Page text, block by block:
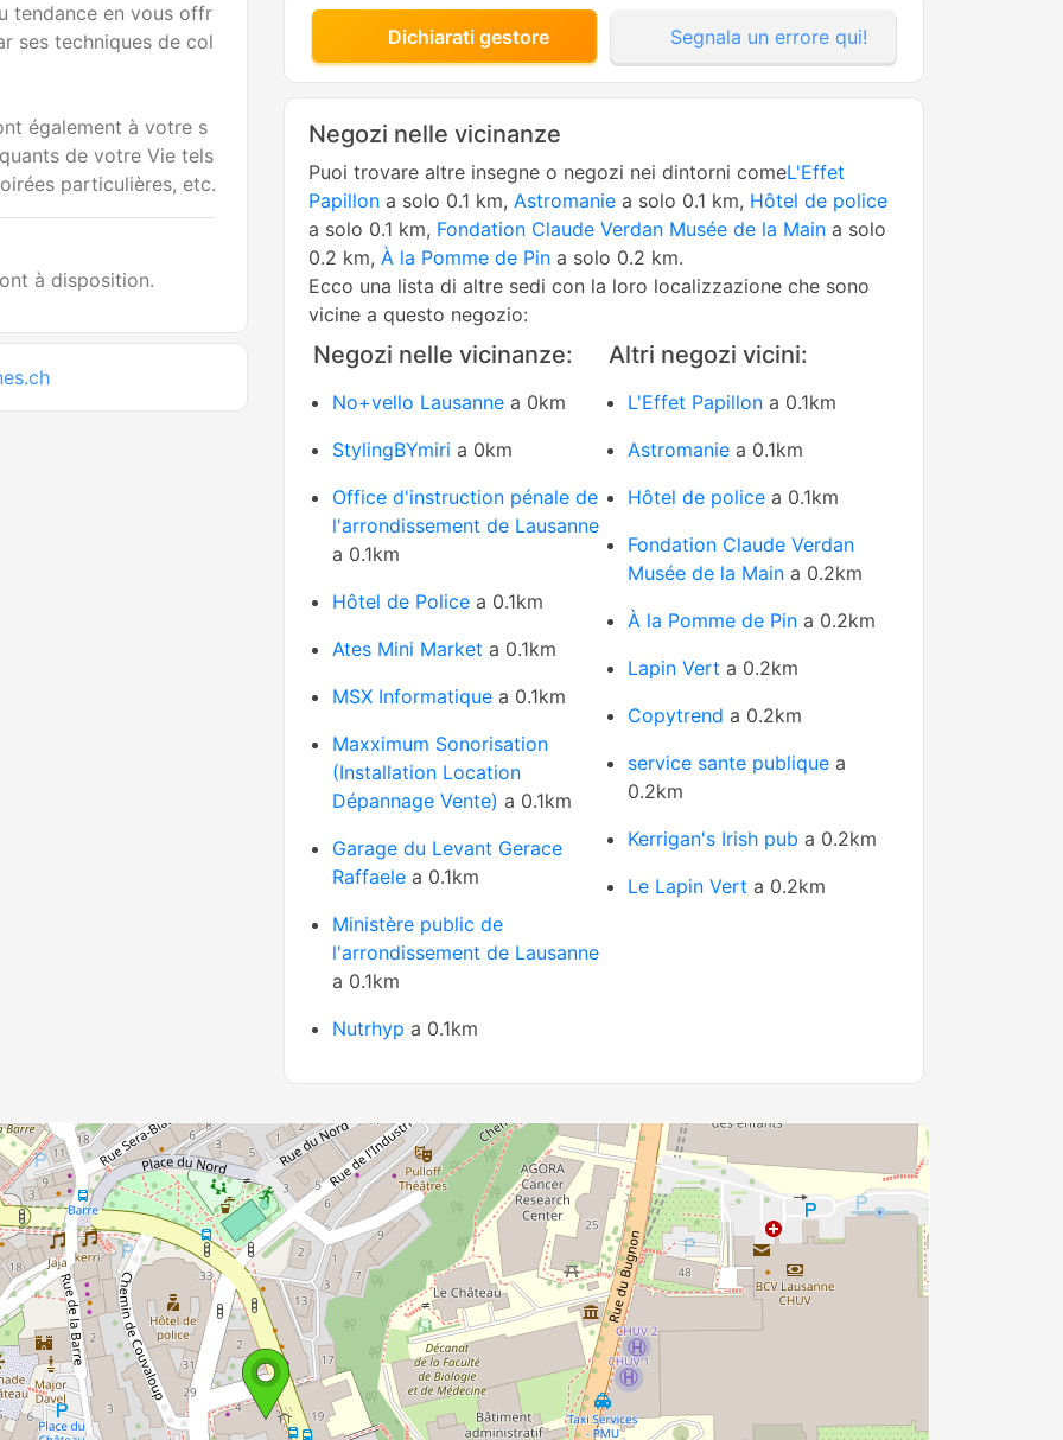
tendance en vous offr
ses techniques de col
également à votre s
de votre Vie tels
particulières, etc.
à disposition.
Dichiarati gestore Segnala un errore qui!
Negozi nelle vicinanze
Puoi trovare altre insegne o negozi nei dintorni comeL'Effet
Papillon a solo 0.1 km, Astromanie a solo 0.1 km, Hôtel de police
a solo 0.1 km, Fondation Claude Verdan Musée de la Main a solo
0.2 km, À la Pomme de Pin a solo 0.2 km.
Ecco una lista di altre sedi con la loro localizzazione che sono
vicine a questo negozio:
Negozi nelle vicinanze:
No+vello Lausanne a 0km
StylingBYmiri a 0km
Office d'instruction pénale de
l'arrondissement de Lausanne
a 0.1km
Hôtel de Police a 0.1km
Ates Mini Market a 0.1km
MSX Informatique a 0.1km
Maxximum Sonorisation
(Installation Location
Dépannage Vente) a 0.1km
Garage du Levant Gerace
Raffaele a 0.1km
Ministère public de
l'arrondissement de Lausanne
a 0.1km
Nutrhyp a 0.1km
Altri negozi vicini:
L'Effet Papillon a 0.1km
Astromanie a 0.1km
Hôtel de police a 0.1km
Fondation Claude Verdan
Musée de la Main a 0.2km
À la Pomme de Pin a 0.2km
Lapin Vert a 0.2km
Copytrend a 0.2km
service sante publique a
0.2km
Kerrigan's Irish pub a 0.2km
Le Lapin Vert a 0.2km